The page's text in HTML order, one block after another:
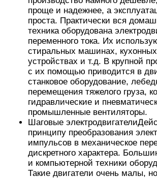
проще и надежнее, а
проста. Практически вся
техника оборудована
переменного тока. Их
стиральных машинах,
устройствах и т.д. В крупной
с их помощью приводится в
станковое оборудование,
перемещения тяжелого груза,
гидравлические и
промышленные вентиляторы.
Шаговые
принципу преобразования
импульсов в механическое
дискретного характера.
и компьютерной техники
Такие двигатели очень малы, но